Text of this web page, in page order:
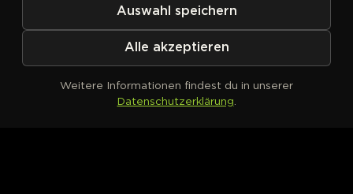
Kein Produkt definiert
Auswahl speichern
Alle akzeptieren
Weitere Informationen findest du in unserer
Datenschutzerklärung